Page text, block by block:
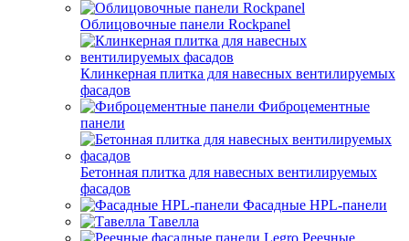
Облицовочные панели Rockpanel
Клинкерная плитка для навесных вентилируемых
фасадов
Фиброцементные
панели
Бетонная плитка для навесных вентилируемых
фасадов
Фасадные HPL-панели
Тавелла
Реечные